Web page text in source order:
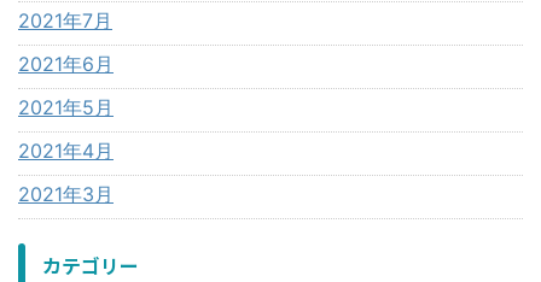
2021年7月
2021年6月
2021年5月
2021年4月
2021年3月
カテゴリー